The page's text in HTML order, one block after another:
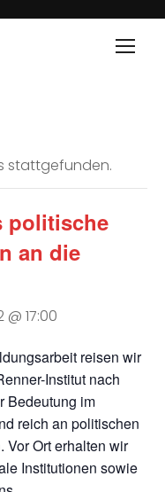
stattgefunden.
politische
an die
17:00
reisen wir
Institut nach
Bedeutung im
reich an politischen
Vor Ort erhalten wir
Institutionen sowie